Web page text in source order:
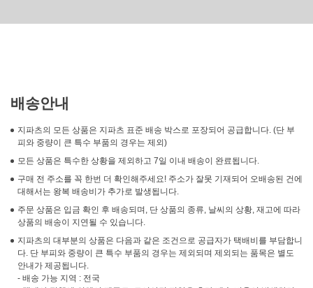
배송안내
지파츠의 모든 상품은 지파츠 표준 배송 박스로 포장되어 공급합니다. (단 부
피와 중량이 큰 특수 부품의 경우는 제외)
모든 상품은 특수한 상황을 제외하고 7일 이내 배송이 완료됩니다.
구매 전 주소를 꼭 한번 더 확인해주세요! 주소가 잘못 기재되어 오배송된 건에
대해서는 왕복 배송비가 추가로 발생됩니다.
주문 상품은 입금 확인 후 배송되며, 단 상품의 종류, 날씨의 상황, 재고에 따라
상품의 배송이 지연될 수 있습니다.
지파츠의 대부분의 상품은 다음과 같은 조건으로 공급자가 택배비를 부담합니
다. 단 부피와 중량이 큰 특수 부품의 경우는 제외되며 제외되는 품목은 별도
안내가 제공됩니다.
- 배송 가능 지역 : 전국